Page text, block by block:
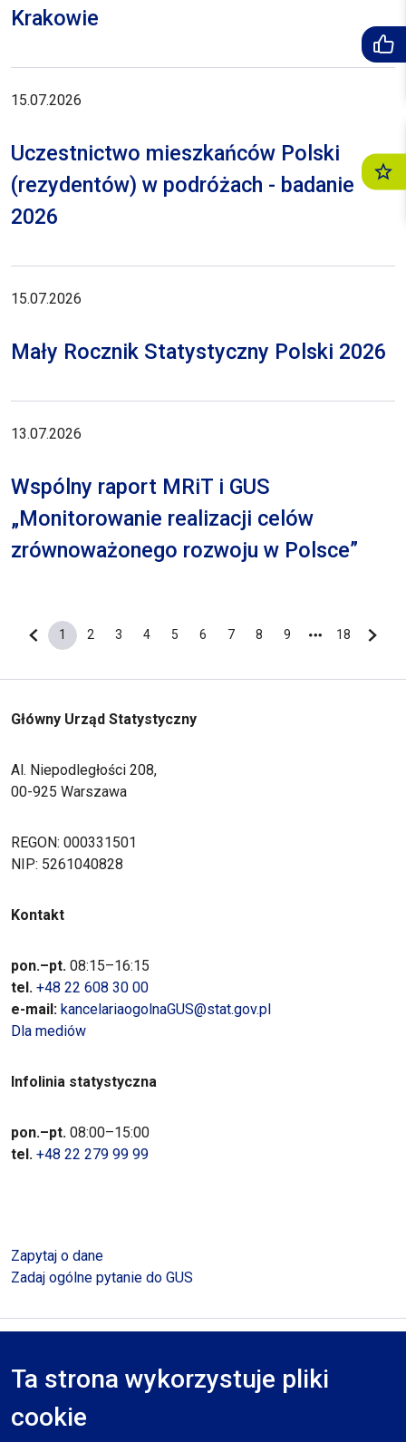
Ta strona wykorzystuje pliki
cookie
Krakowie
15.07.2026
Uczestnictwo mieszkańców Polski
(rezydentów) w podróżach - badanie
2026
15.07.2026
Mały Rocznik Statystyczny Polski 2026
13.07.2026
Wspólny raport MRiT i GUS
„Monitorowanie realizacji celów
zrównoważonego rozwoju w Polsce”
Poprzednia strona
Bieżąca strona
1
Strona
2
Strona
3
Strona
4
Strona
5
Strona
6
Strona
7
Strona
8
Strona
9
Ostatnia
18
Główny Urząd Statystyczny
Al. Niepodległości 208,
00-925 Warszawa
REGON: 000331501
NIP: 5261040828
Kontakt
pon.–pt. 08:15–16:15
tel. +48 22 608 30 00
e-mail: kancelariaogolnaGUS@stat.gov.pl
Dla mediów
Infolinia statystyczna
pon.–pt. 08:00–15:00
tel. +48 22 279 99 99
Zapytaj o dane
Zadaj ogólne pytanie do GUS
RODO